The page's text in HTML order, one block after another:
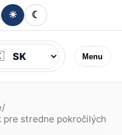
☀ ☾
Menu
Jazyk
/
pre stredne pokročilých